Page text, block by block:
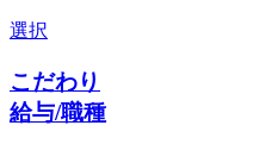
選択
こだわり
給与/職種